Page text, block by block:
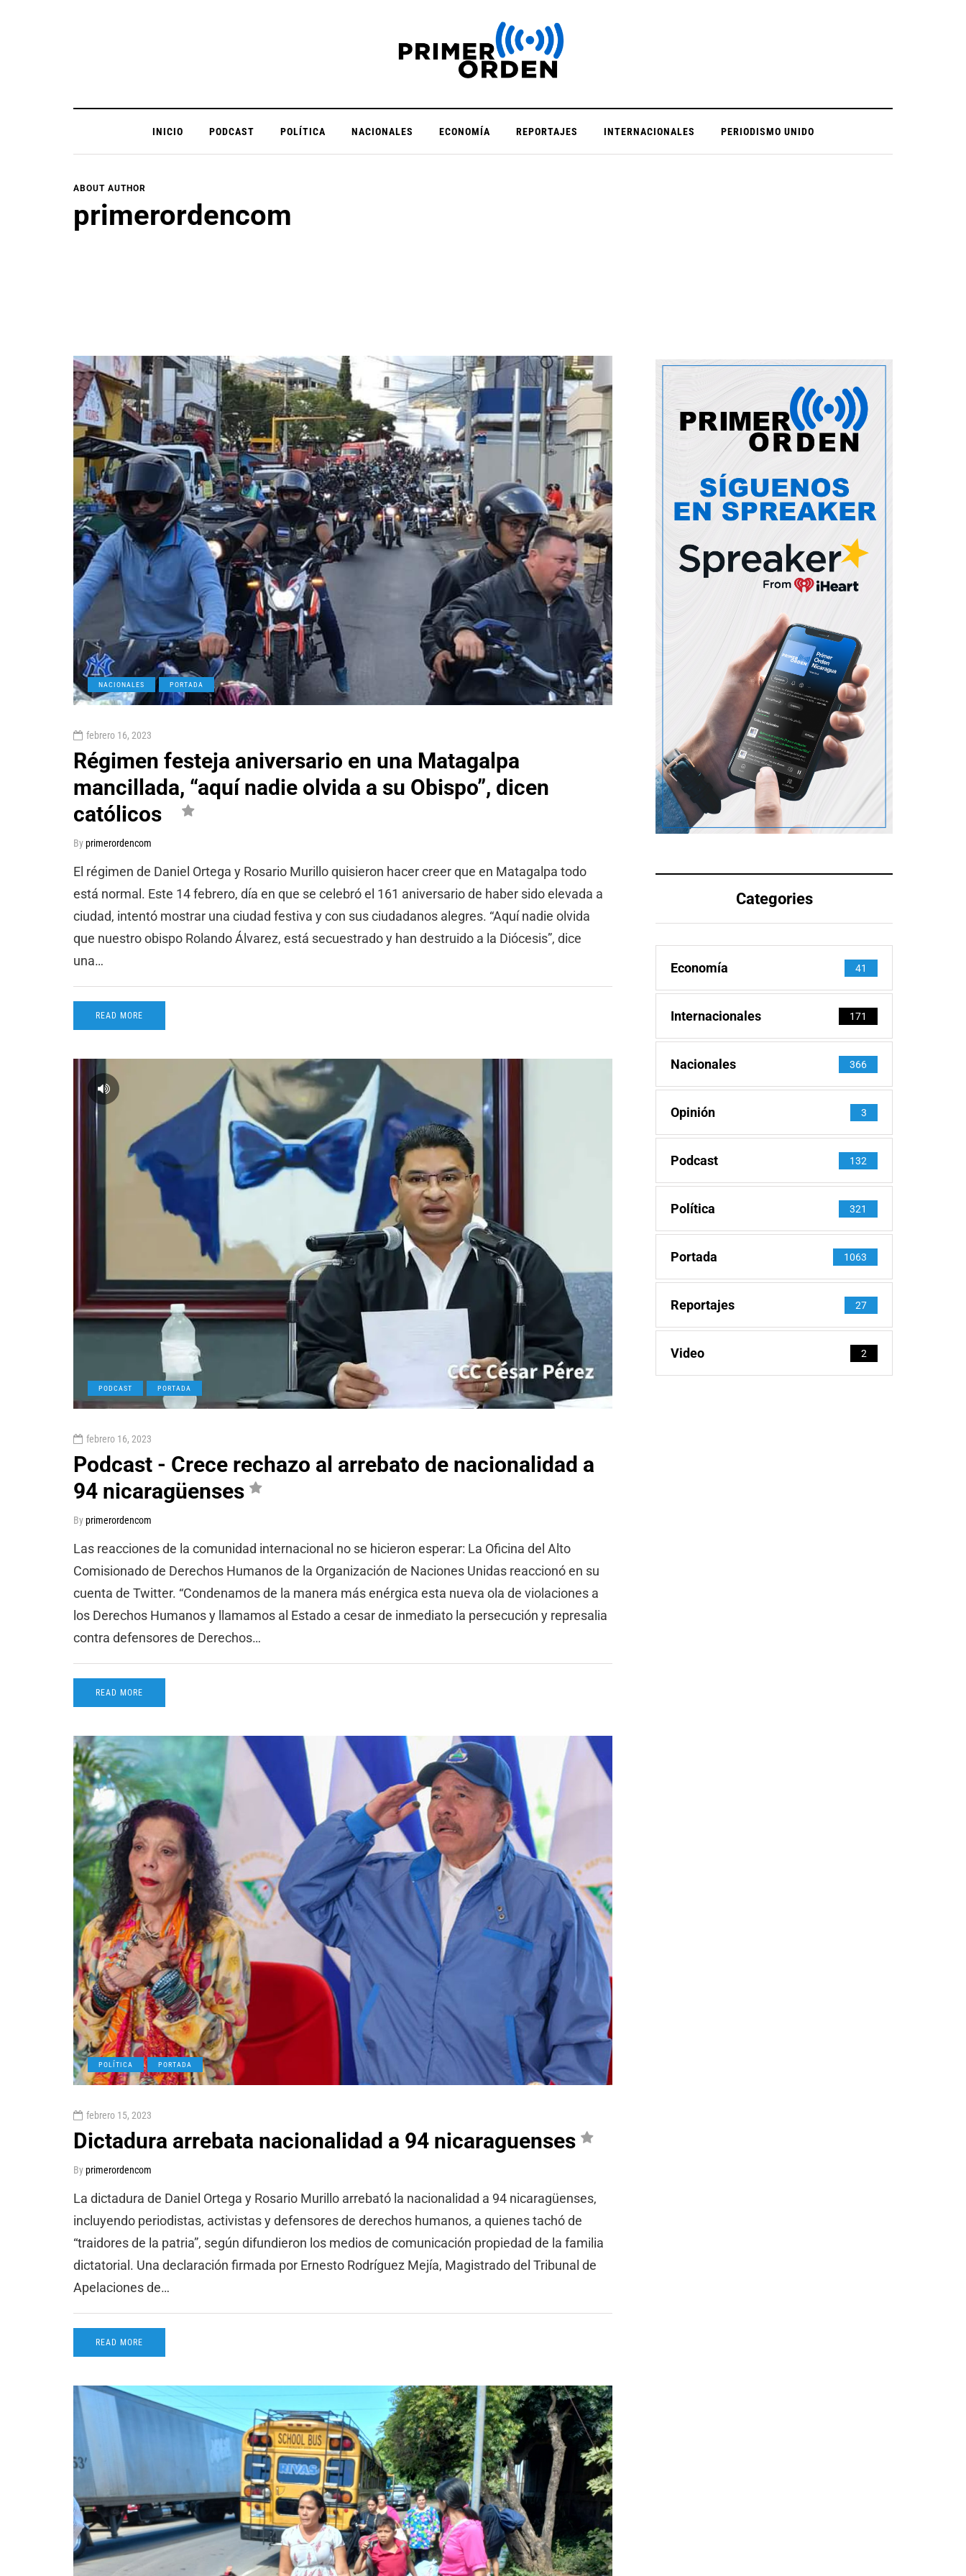
INICIO PODCAST POLÍTICA NACIONALES ECONOMÍA REPORTAJES INTERNACIONALES PERIODISMO UNIDO
ABOUT AUTHOR
primerordencom
NACIONALES PORTADA
febrero 16, 2023
Régimen festeja aniversario en una Matagalpa
mancillada, “aquí nadie olvida a su Obispo”, dicen
católicos
Byprimerordencom
El régimen de Daniel Ortega y Rosario Murillo quisieron hacer creer que en Matagalpa todo
está normal. Este 14 febrero, día en que se celebró el 161 aniversario de haber sido elevada a
ciudad, intentó mostrar una ciudad festiva y con sus ciudadanos alegres. “Aquí nadie olvida
que nuestro obispo Rolando Álvarez, está secuestrado y han destruido a la Diócesis”, dice
una…
READ MORE
PODCAST PORTADA
febrero 16, 2023
Podcast - Crece rechazo al arrebato de nacionalidad a
94 nicaragüenses
Byprimerordencom
Las reacciones de la comunidad internacional no se hicieron esperar: La Oficina del Alto
Comisionado de Derechos Humanos de la Organización de Naciones Unidas reaccionó en su
cuenta de Twitter. “Condenamos de la manera más enérgica esta nueva ola de violaciones a
los Derechos Humanos y llamamos al Estado a cesar de inmediato la persecución y represalia
contra defensores de Derechos…
READ MORE
POLÍTICA PORTADA
febrero 15, 2023
Dictadura arrebata nacionalidad a 94 nicaraguenses
Byprimerordencom
La dictadura de Daniel Ortega y Rosario Murillo arrebató la nacionalidad a 94 nicaragüenses,
incluyendo periodistas, activistas y defensores de derechos humanos, a quienes tachó de
“traidores de la patria”, según difundieron los medios de comunicación propiedad de la familia
dictatorial. Una declaración firmada por Ernesto Rodríguez Mejía, Magistrado del Tribunal de
Apelaciones de…
READ MORE
Categories
Economía 41
Internacionales 171
Nacionales 366
Opinión 3
Podcast 132
Política 321
Portada 1063
Reportajes 27
Video 2